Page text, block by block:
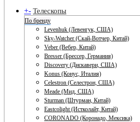
+- Телескопы
По бренду
Levenhuk (Левенгук, США)
Sky-Watcher (Скай-Вотчер, Китай)
Veber (Вебер, Китай)
Bresser (Брессер, Германия)
Discovery (Дискавери, США)
Konus (Конус, Италия)
Celestron (Селестрон, США)
Meade (Мид, США)
Sturman (Штурман, Китай)
Eastcolight (Истколайт, Китай)
CORONADO (Коронадо, Мексика)